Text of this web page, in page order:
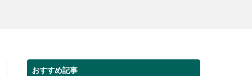
おすすめ記事